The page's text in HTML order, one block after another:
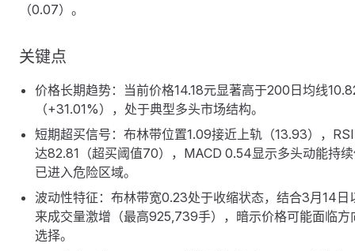
（0.07）。
关键点
价格长期趋势：当前价格14.18元显著高于200日均线
（+31.01%），处于典型多头市场结构。
短期超买信号：布林带位置1.09接近上轨（13.93），
达82.81（超买阈值70），MACD 0.54显示多头动能持
已进入危险区域。
波动性特征：布林带宽0.23处于收缩状态，结合3月14日
来成交量激增（最高925,739手），暗示价格可能面临方
选择。